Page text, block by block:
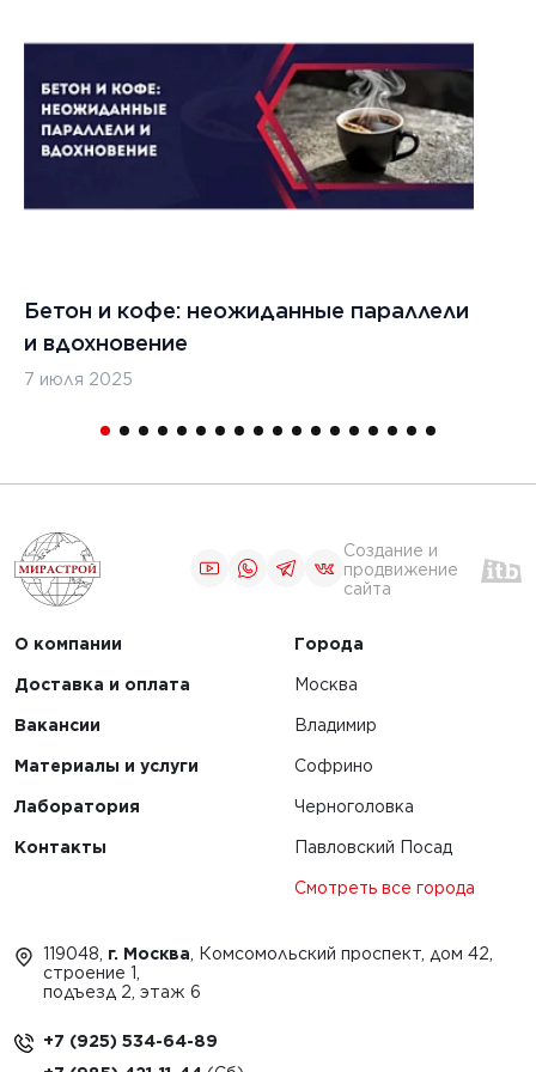
1
Бетон и кофе: неожиданные параллели
и вдохновение
7 июля 2025
Создание и
продвижение
сайта
О компании
Доставка и оплата
Вакансии
Материалы и услуги
Лаборатория
Контакты
Города
Москва
Владимир
Софрино
Черноголовка
Павловский Посад
Смотреть все города
119048, г. Москва , Комсомольский проспект, дом 42,
строение 1,
подъезд 2, этаж 6
+7 (925) 534-64-89